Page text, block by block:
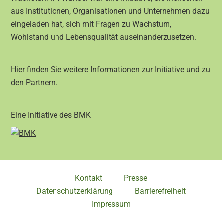
aus Institutionen, Organisationen und Unternehmen dazu
eingeladen hat, sich mit Fragen zu Wachstum,
Wohlstand und Lebensqualität auseinanderzusetzen.
Hier finden Sie weitere Informationen zur Initiative und zu
den Partnern.
Eine Initiative des BMK
Kontakt
Presse
Datenschutzerklärung
Barrierefreiheit
Impressum